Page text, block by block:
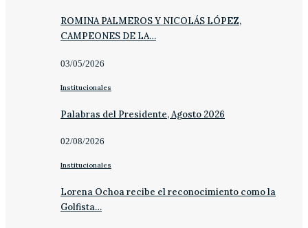
ROMINA PALMEROS Y NICOLÁS LÓPEZ,
CAMPEONES DE LA…
03/05/2026
Institucionales
Palabras del Presidente, Agosto 2026
02/08/2026
Institucionales
Lorena Ochoa recibe el reconocimiento como la
Golfista…